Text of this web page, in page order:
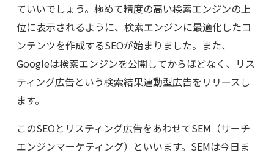
ていいでしょう。極めて精度の高い検索エンジンの上
位に表示されるように、検索エンジンに最適化したコ
ンテンツを作成するSEOが始まりました。また、
Googleは検索エンジンを公開してからほどなく、リス
ティング広告という検索結果連動型広告をリリースし
ます。
このSEOとリスティング広告をあわせてSEM（サーチ
エンジンマーケティング）といいます。SEMは今日ま